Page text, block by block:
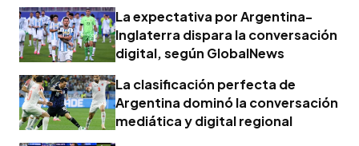
La expectativa por Argentina-
Inglaterra dispara la conversación
digital, según GlobalNews
La clasificación perfecta de
Argentina dominó la conversación
mediática y digital regional